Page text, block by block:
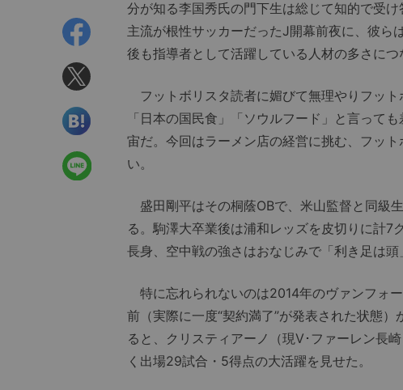
分が知る李国秀氏の門下生は総じて知的で受
主流が根性サッカーだったJ開幕前夜に、彼ら
後も指導者として活躍している人材の多さにつ
フットボリスタ読者に媚びて無理やりフット
「日本の国民食」「ソウルフード」と言って
宙だ。今回はラーメン店の経営に挑む、フッ
い。
盛田剛平はその桐蔭OBで、米山監督と同級
る。駒澤大卒業後は浦和レッズを皮切りに計7
長身、空中戦の強さはおなじみで「利き足は
特に忘れられないのは2014年のヴァンフォ
前（実際に一度“契約満了”が発表された状態
ると、クリスティアーノ（現V･ファーレン長
く出場29試合・5得点の大活躍を見せた。